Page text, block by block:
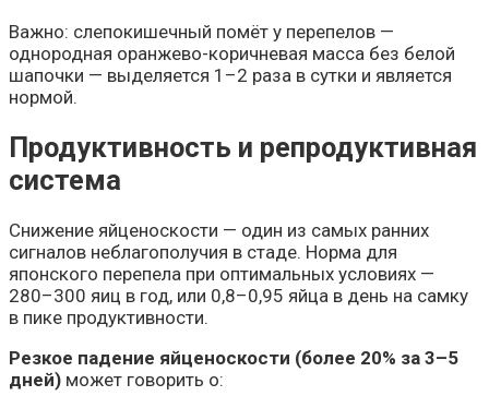
Важно: слепокишечный помёт у перепелов —
однородная оранжево-коричневая масса без белой
шапочки — выделяется 1–2 раза в сутки и является
нормой.
Продуктивность и репродуктивная
система
Снижение яйценоскости — один из самых ранних
сигналов неблагополучия в стаде. Норма для
японского перепела при оптимальных условиях —
280–300 яиц в год, или 0,8–0,95 яйца в день на самку
в пике продуктивности.
Резкое падение яйценоскости (более 20% за 3–5
дней) может говорить о: